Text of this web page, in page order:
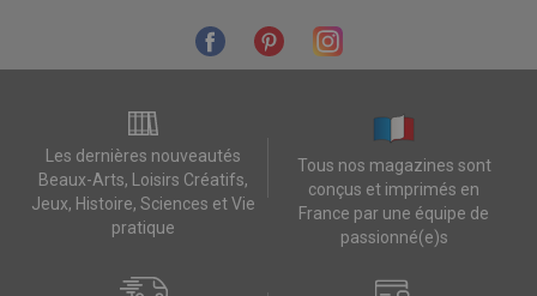
Les dernières nouveautés
Beaux-Arts, Loisirs Créatifs,
Jeux, Histoire, Sciences et Vie
pratique
Tous nos magazines sont
conçus et imprimés en
France par une équipe de
passionné(e)s